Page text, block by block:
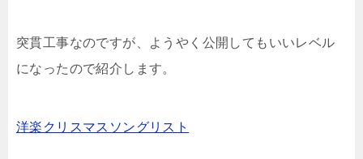
突貫工事なのですが、ようやく公開してもいいレベル
になったので紹介します。
洋楽クリスマスソングリスト